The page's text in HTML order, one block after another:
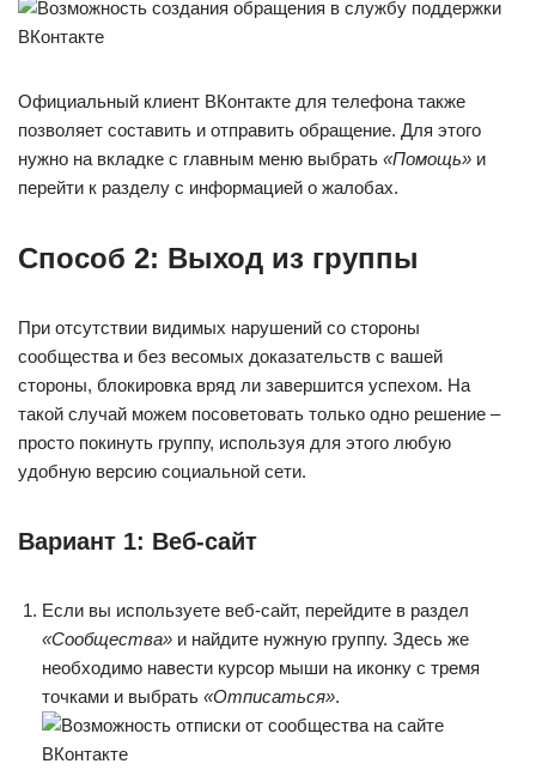
Официальный клиент ВКонтакте для телефона также
позволяет составить и отправить обращение. Для этого
нужно на вкладке с главным меню выбрать «Помощь» и
перейти к разделу с информацией о жалобах.
Способ 2: Выход из группы
При отсутствии видимых нарушений со стороны
сообщества и без весомых доказательств с вашей
стороны, блокировка вряд ли завершится успехом. На
такой случай можем посоветовать только одно решение –
просто покинуть группу, используя для этого любую
удобную версию социальной сети.
Вариант 1: Веб-сайт
Если вы используете веб-сайт, перейдите в раздел
«Сообщества» и найдите нужную группу. Здесь же
необходимо навести курсор мыши на иконку с тремя
точками и выбрать «Отписаться».